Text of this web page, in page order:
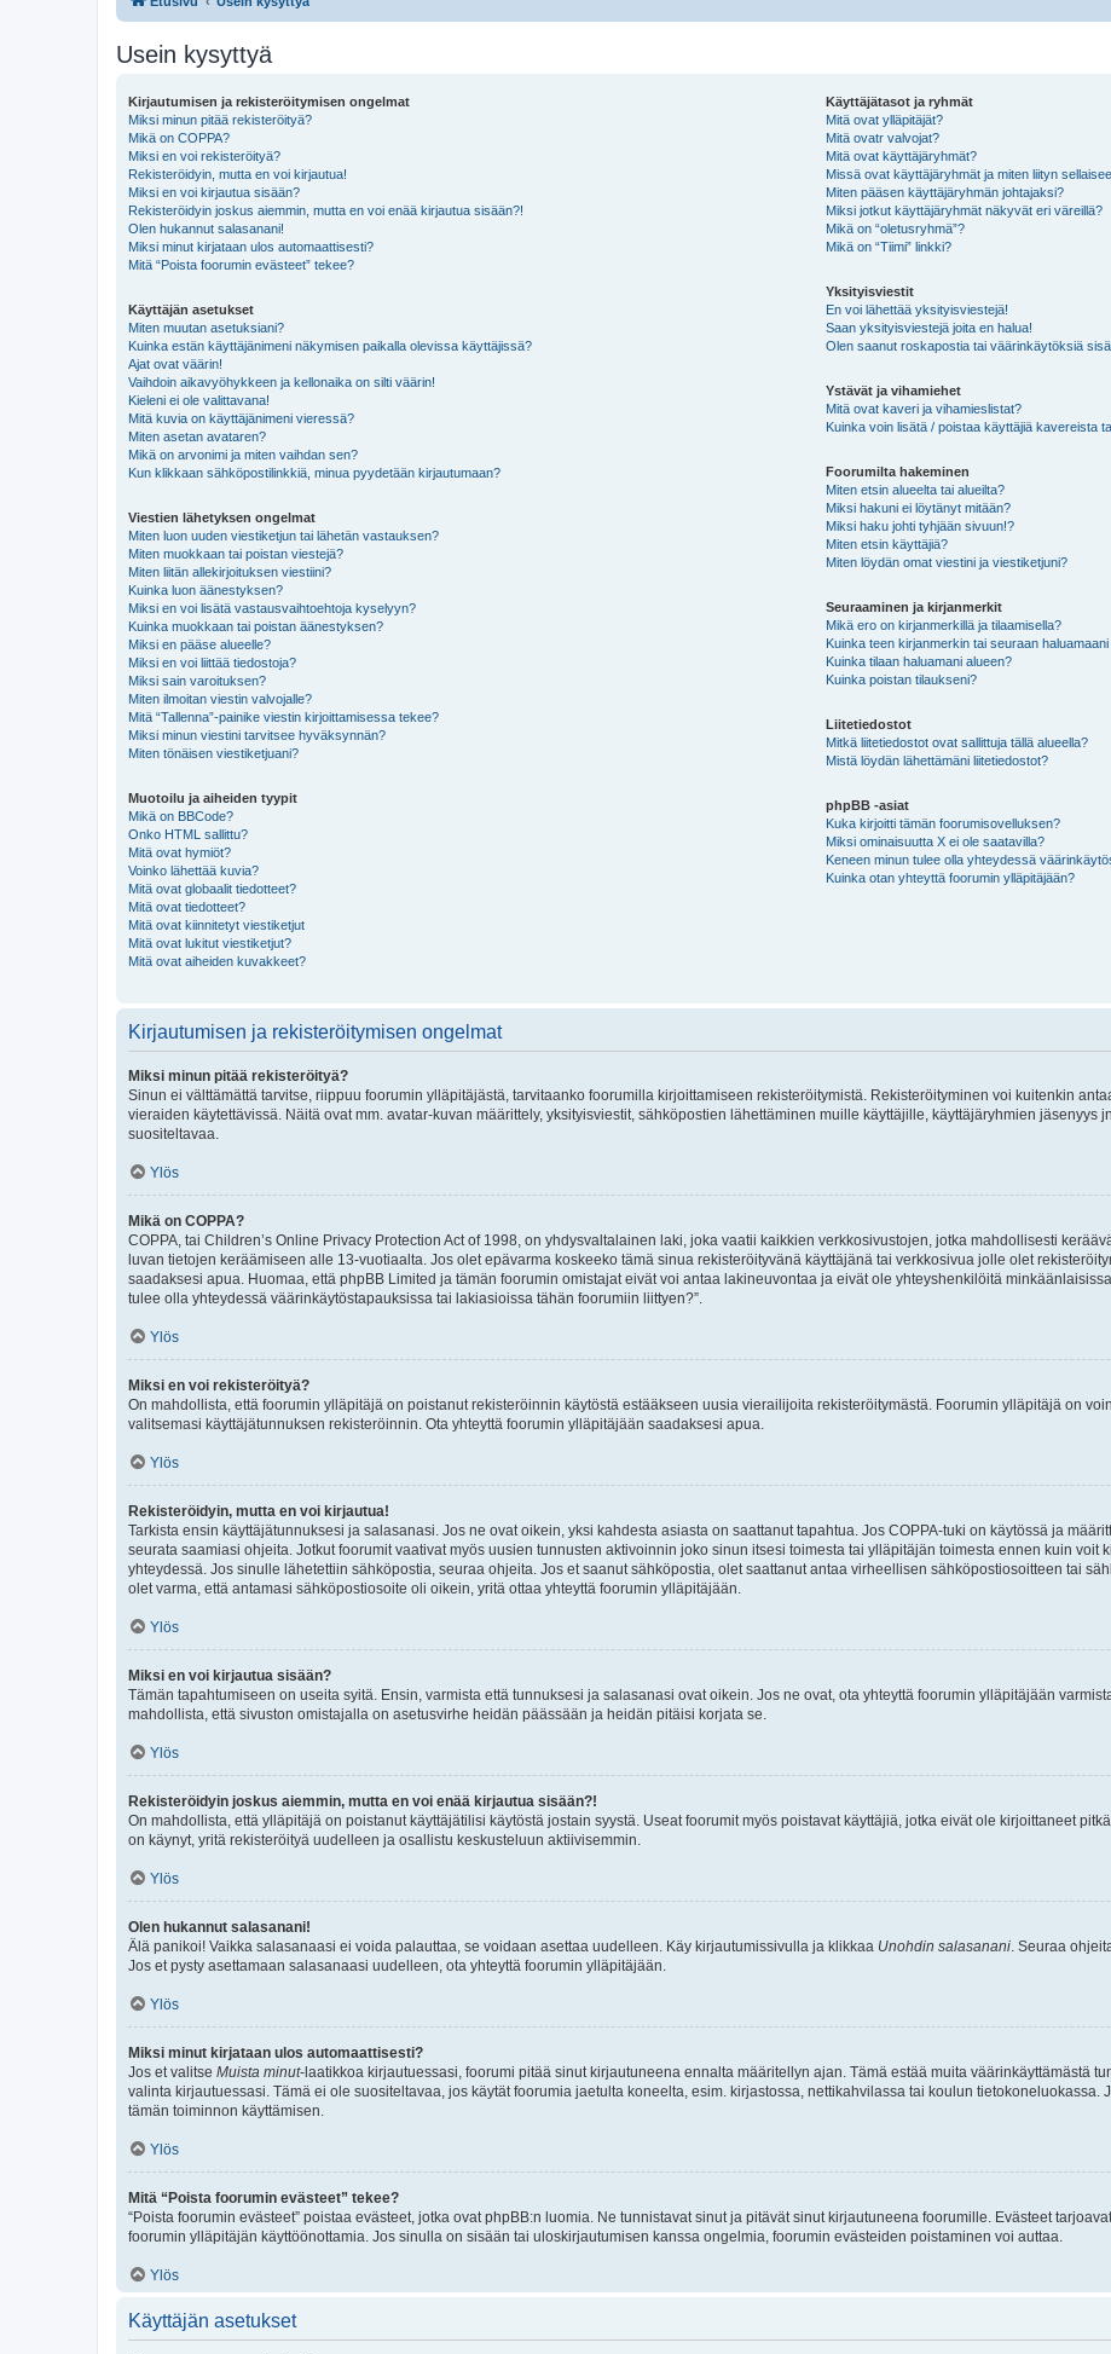
Usein kysyttyä
Kirjautumisen ja rekisteröitymisen ongelmat
Miksi minun pitää rekisteröityä?
Mikä on COPPA?
Miksi en voi rekisteröityä?
Rekisteröidyin, mutta en voi kirjautua!
Miksi en voi kirjautua sisään?
Rekisteröidyin joskus aiemmin, mutta en voi enää kirjautua sisään?!
Olen hukannut salasanani!
Miksi minut kirjataan ulos automaattisesti?
Mitä “Poista foorumin evästeet” tekee?
Käyttäjän asetukset
Miten muutan asetuksiani?
Kuinka estän käyttäjänimeni näkymisen paikalla olevissa käyttäjissä?
Ajat ovat väärin!
Vaihdoin aikavyöhykkeen ja kellonaika on silti väärin!
Kieleni ei ole valittavana!
Mitä kuvia on käyttäjänimeni vieressä?
Miten asetan avataren?
Mikä on arvonimi ja miten vaihdan sen?
Kun klikkaan sähköpostilinkkiä, minua pyydetään kirjautumaan?
Viestien lähetyksen ongelmat
Miten luon uuden viestiketjun tai lähetän vastauksen?
Miten muokkaan tai poistan viestejä?
Miten liitän allekirjoituksen viestiini?
Kuinka luon äänestyksen?
Miksi en voi lisätä vastausvaihtoehtoja kyselyyn?
Kuinka muokkaan tai poistan äänestyksen?
Miksi en pääse alueelle?
Miksi en voi liittää tiedostoja?
Miksi sain varoituksen?
Miten ilmoitan viestin valvojalle?
Mitä “Tallenna”-painike viestin kirjoittamisessa tekee?
Miksi minun viestini tarvitsee hyväksynnän?
Miten tönäisen viestiketjuani?
Muotoilu ja aiheiden tyypit
Mikä on BBCode?
Onko HTML sallittu?
Mitä ovat hymiöt?
Voinko lähettää kuvia?
Mitä ovat globaalit tiedotteet?
Mitä ovat tiedotteet?
Mitä ovat kiinnitetyt viestiketjut
Mitä ovat lukitut viestiketjut?
Mitä ovat aiheiden kuvakkeet?
Käyttäjätasot ja ryhmät
Mitä ovat ylläpitäjät?
Mitä ovatr valvojat?
Mitä ovat käyttäjäryhmät?
Missä ovat käyttäjäryhmät ja miten liityn
Miten pääsen käyttäjäryhmän johtajaksi?
Miksi jotkut käyttäjäryhmät näkyvät eri väreillä?
Mikä on “oletusryhmä”?
Mikä on “Tiimi” linkki?
Yksityisviestit
En voi lähettää yksityisviestejä!
Saan yksityisviestejä joita en halua!
Olen saanut roskapostia tai väärinkäytöksiä
Ystävät ja vihamiehet
Mitä ovat kaveri ja vihamieslistat?
Kuinka voin lisätä / poistaa käyttäjiä kavereista
Foorumilta hakeminen
Miten etsin alueelta tai alueilta?
Miksi hakuni ei löytänyt mitään?
Miksi haku johti tyhjään sivuun!?
Miten etsin käyttäjiä?
Miten löydän omat viestini ja viestiketjuni?
Seuraaminen ja kirjanmerkit
Mikä ero on kirjanmerkillä ja tilaamisella?
Kuinka teen kirjanmerkin tai seuraan
Kuinka tilaan haluamani alueen?
Kuinka poistan tilaukseni?
Liitetiedostot
Mitkä liitetiedostot ovat sallittuja tällä alueella?
Mistä löydän lähettämäni liitetiedostot?
phpBB -asiat
Kuka kirjoitti tämän foorumisovelluksen?
Miksi ominaisuutta X ei ole saatavilla?
Keneen minun tulee olla yhteydessä
Kuinka otan yhteyttä foorumin ylläpitäjään?
Kirjautumisen ja rekisteröitymisen ongelmat
Miksi minun pitää rekisteröityä?
Sinun ei välttämättä tarvitse, riippuu foorumin ylläpitäjästä, tarvitaanko foorumilla kirjoittamiseen rekisteröitymistä. Rekisteröityminen voi kuitenkin
vieraiden käytettävissä. Näitä ovat mm. avatar-kuvan määrittely, yksityisviestit, sähköpostien lähettäminen muille käyttäjille, käyttäjäryhmien jäsenyys
suositeltavaa.
Ylös
Mikä on COPPA?
COPPA, tai Children’s Online Privacy Protection Act of 1998, on yhdysvaltalainen laki, joka vaatii kaikkien verkkosivustojen, jotka mahdollisesti
luvan tietojen keräämiseen alle 13-vuotiaalta. Jos olet epävarma koskeeko tämä sinua rekisteröityvänä käyttäjänä tai verkkosivua jolle olet
saadaksesi apua. Huomaa, että phpBB Limited ja tämän foorumin omistajat eivät voi antaa lakineuvontaa ja eivät ole yhteyshenkilöitä
tulee olla yhteydessä väärinkäytöstapauksissa tai lakiasioissa tähän foorumiin liittyen?”.
Ylös
Miksi en voi rekisteröityä?
On mahdollista, että foorumin ylläpitäjä on poistanut rekisteröinnin käytöstä estääkseen uusia vierailijoita rekisteröitymästä. Foorumin ylläpitäjä on
valitsemasi käyttäjätunnuksen rekisteröinnin. Ota yhteyttä foorumin ylläpitäjään saadaksesi apua.
Ylös
Rekisteröidyin, mutta en voi kirjautua!
Tarkista ensin käyttäjätunnuksesi ja salasanasi. Jos ne ovat oikein, yksi kahdesta asiasta on saattanut tapahtua. Jos COPPA-tuki on käytössä ja
seurata saamiasi ohjeita. Jotkut foorumit vaativat myös uusien tunnusten aktivoinnin joko sinun itsesi toimesta tai ylläpitäjän toimesta ennen kuin voit
yhteydessä. Jos sinulle lähetettiin sähköpostia, seuraa ohjeita. Jos et saanut sähköpostia, olet saattanut antaa virheellisen sähköpostiosoitteen tai
olet varma, että antamasi sähköpostiosoite oli oikein, yritä ottaa yhteyttä foorumin ylläpitäjään.
Ylös
Miksi en voi kirjautua sisään?
Tämän tapahtumiseen on useita syitä. Ensin, varmista että tunnuksesi ja salasanasi ovat oikein. Jos ne ovat, ota yhteyttä foorumin ylläpitäjään
mahdollista, että sivuston omistajalla on asetusvirhe heidän päässään ja heidän pitäisi korjata se.
Ylös
Rekisteröidyin joskus aiemmin, mutta en voi enää kirjautua sisään?!
On mahdollista, että ylläpitäjä on poistanut käyttäjätilisi käytöstä jostain syystä. Useat foorumit myös poistavat käyttäjiä, jotka eivät ole kirjoittaneet
on käynyt, yritä rekisteröityä uudelleen ja osallistu keskusteluun aktiivisemmin.
Ylös
Olen hukannut salasanani!
Älä panikoi! Vaikka salasanaasi ei voida palauttaa, se voidaan asettaa uudelleen. Käy kirjautumissivulla ja klikkaa Unohdin salasanani . Seuraa
Jos et pysty asettamaan salasanaasi uudelleen, ota yhteyttä foorumin ylläpitäjään.
Ylös
Miksi minut kirjataan ulos automaattisesti?
Jos et valitse Muista minut-laatikkoa kirjautuessasi, foorumi pitää sinut kirjautuneena ennalta määritellyn ajan. Tämä estää muita väärinkäyttämästä
valinta kirjautuessasi. Tämä ei ole suositeltavaa, jos käytät foorumia jaetulta koneelta, esim. kirjastossa, nettikahvilassa tai koulun tietokoneluokassa.
tämän toiminnon käyttämisen.
Ylös
Mitä “Poista foorumin evästeet” tekee?
“Poista foorumin evästeet” poistaa evästeet, jotka ovat phpBB:n luomia. Ne tunnistavat sinut ja pitävät sinut kirjautuneena foorumille. Evästeet
foorumin ylläpitäjän käyttöönottamia. Jos sinulla on sisään tai uloskirjautumisen kanssa ongelmia, foorumin evästeiden poistaminen voi auttaa.
Ylös
Käyttäjän asetukset